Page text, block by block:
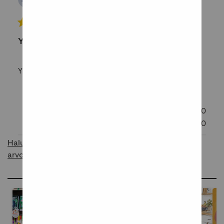
Yllättävän hyvä kirja
Yllättävän hyvä kirja
0
0
Haluatko raportoida asiattomasta sisällöstä
arvosteluissa?